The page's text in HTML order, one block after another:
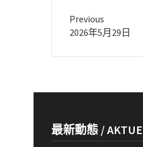
Previous
Previous
2026年5月29日
最新動態 /